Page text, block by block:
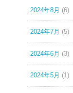
2024年8月 (6)
2024年7月 (5)
2024年6月 (3)
2024年5月 (1)